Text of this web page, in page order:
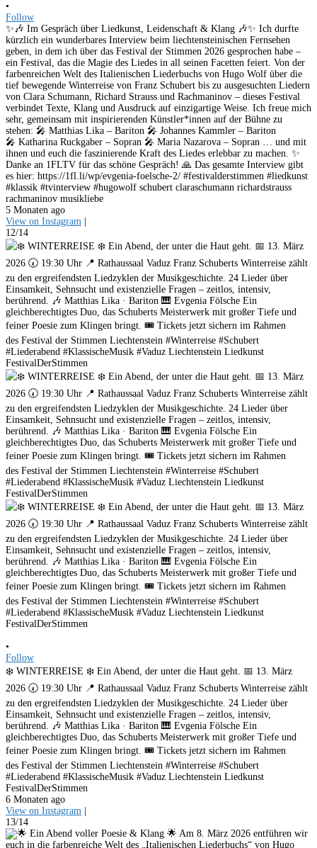
•
Follow
✨🎶 Im Gespräch über Liedkunst, Leidenschaft & Klang 🎶✨ Ich durfte
kürzlich ein wunderbares Interview beim liechtensteinischen Fernsehen
geben, in dem ich über das Festival der Stimmen 2026 gesprochen habe –
ein Festival, das die Magie des Liedes in all seinen Facetten feiert. Von der
farbenreichen Welt des Italienischen Liederbuchs von Hugo Wolf über die
tief bewegende Winterreise von Franz Schubert bis zu ausgesuchten Liedern
von Clara Schumann, Richard Strauss und Rachmaninov – dieses Festival
verbindet Texte, Klang und Ausdruck auf einzigartige Weise. Ich freue mich
sehr, gemeinsam mit inspirierenden Künstler*innen auf der Bühne zu
stehen: 🎤 Matthias Lika – Bariton 🎤 Johannes Kammler – Bariton
🎤 Katharina Ruckgaber – Sopran 🎤 Maria Nazarova – Sopran … und mit
ihnen und euch die faszinierende Kraft des Liedes erlebbar zu machen. ✨
Danke an 1FLTV für das schöne Gespräch! 🙏 Das gesamte Interview gibt
es hier: https://1fl.li/wp/evgenia-foelsche-2/ #festivalderstimmen #liedkunst
#klassik #tvinterview #hugowolf schubert claraschumann richardstrauss
rachmaninov musikliebe
5 Monaten ago
View on Instagram
12/14
•
Follow
❄️ WINTERREISE ❄️ Ein Abend, der unter die Haut geht. 📅 13. März
2026 🕢 19:30 Uhr 📍 Rathaussaal Vaduz Franz Schuberts Winterreise zählt
zu den ergreifendsten Liedzyklen der Musikgeschichte. 24 Lieder über
Einsamkeit, Sehnsucht und existenzielle Fragen – zeitlos, intensiv,
berührend. 🎶 Matthias Lika · Bariton 🎹 Evgenia Fölsche Ein
gleichberechtigtes Duo, das Schuberts Meisterwerk mit großer Tiefe und
feiner Poesie zum Klingen bringt. 🎟️ Tickets jetzt sichern im Rahmen
des Festival der Stimmen Liechtenstein #Winterreise #Schubert
#Liederabend #KlassischeMusik #Vaduz Liechtenstein Liedkunst
FestivalDerStimmen
6 Monaten ago
View on Instagram
13/14